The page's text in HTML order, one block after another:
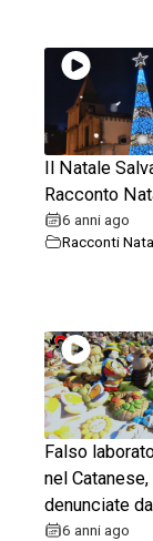
Il Natale
Racconto
6 anni ago
Racconti
Falso
nel
denunciate
6 anni ago